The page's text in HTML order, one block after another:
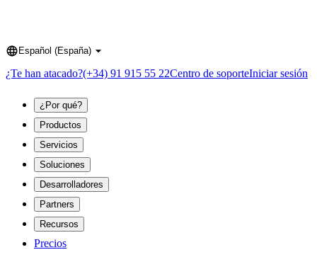
Language
Español (España)
¿Te han atacado?(+34) 91 915 55 22Centro de soporteIniciar sesión
¿Por qué?
Productos
Servicios
Soluciones
Desarrolladores
Partners
Recursos
Precios